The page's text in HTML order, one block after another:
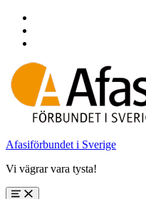
sidfoten
Afasiförbundet i Sverige
Vi vägrar vara tysta!